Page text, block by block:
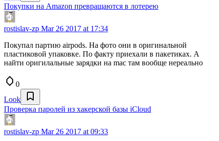
Покупки на Amazon превращаются в лотерею
rostislav-zp Mar 26 2017 at 17:34
Покупал партию airpods. На фото они в оригинальной
пластиковой упаковке. По факту приехали в пакетиках. А
найти оригилальные зарядки на mac там вообще нереально
0
Look
Проверка паролей из хакерской базы iCloud
rostislav-zp Mar 26 2017 at 09:33